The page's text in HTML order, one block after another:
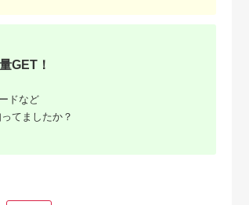
GET！
ドなど
てましたか？